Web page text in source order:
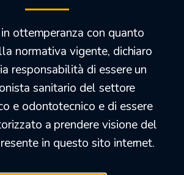
ottemperanza con quanto
normativa vigente, dichiaro
responsabilità di essere un
sanitario del settore
e odontotecnico e di essere
a prendere visione del
in questo sito internet.